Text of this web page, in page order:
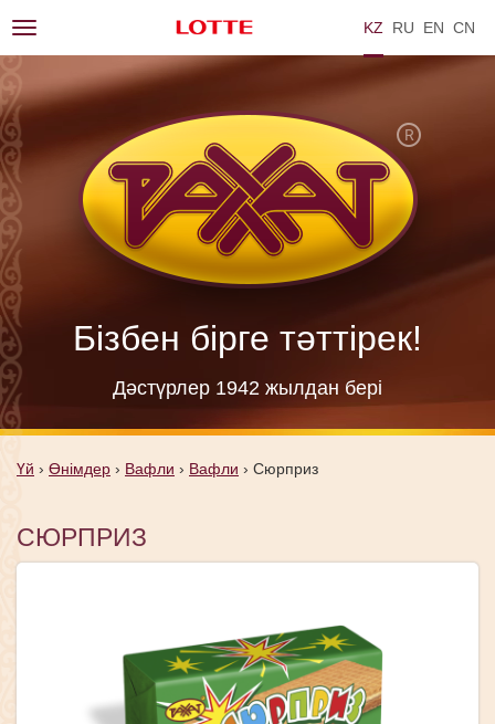
KZ RU EN ZH
Бізбен бірге тәттірек!
Дәстүрлер 1942 жылдан берi
Toggle
navigation
Үй › Өнімдер › Вафли › Вафли › Сюрприз
СЮРПРИЗ